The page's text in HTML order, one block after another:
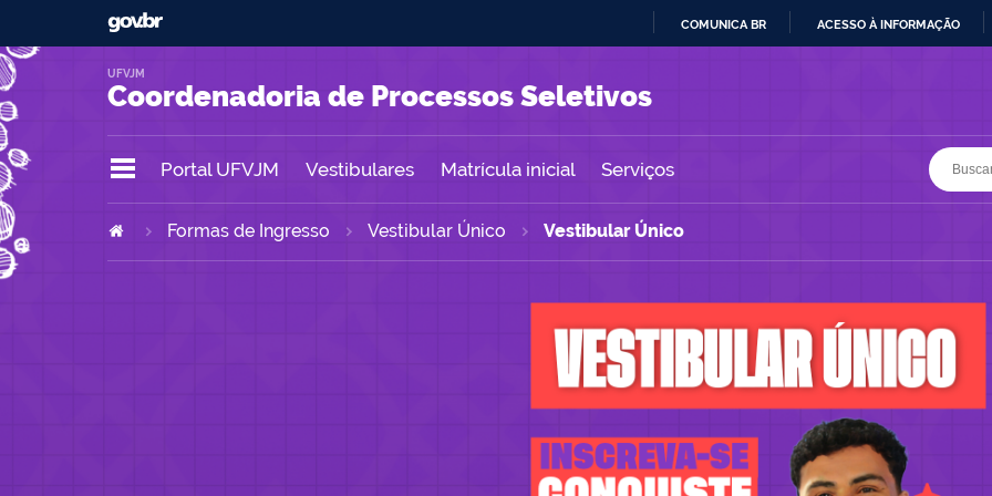
COMUNICA BR ACESSO À INFORMAÇÃO
Coordenadoria de Processos Seletivos
UFVJM
Portal UFVJM Vestibulares Matrícula inicial Serviços
Formas de Ingresso Vestibular Único Vestibular Único